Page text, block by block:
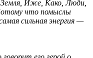
Иже, Како, Люди,
что помыслы
сильная энергия —